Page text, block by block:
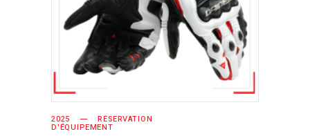
2025 RÉSERVATION
D'ÉQUIPEMENT